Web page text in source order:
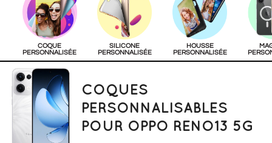
COQUE
PERSONNALISÉE
SILICONE
PERSONNALISÉE
HOUSSE
PERSONNALISÉE
COQUES
PERSONNALISABLES
POUR OPPO RENO13 5G